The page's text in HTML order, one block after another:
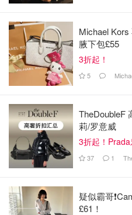
蘑菇：一枚
粉丝：一小撮
牛骨头汤的热量很低，低胆
过250卡；减肥期间首先，包
髓，既有营养又能补血补钙
白，快乐减脂不是梦呀😄
Michael
腋下包£55
3折起！
5
TheDoubleF
莉/罗意威
3折起！
37 1
疑似霸哥
£61！